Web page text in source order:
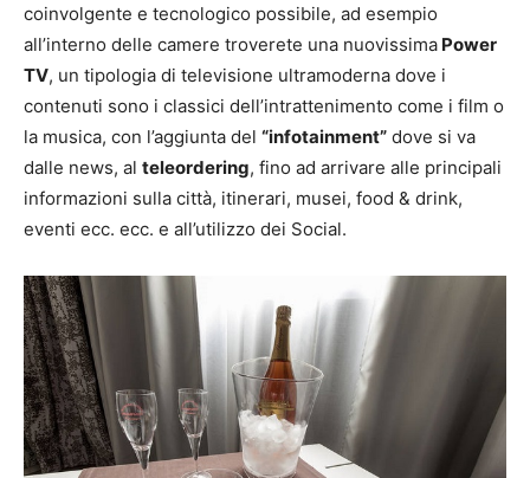
coinvolgente e tecnologico possibile, ad esempio
all’interno delle camere troverete una nuovissima Power
TV, un tipologia di televisione ultramoderna dove i
contenuti sono i classici dell’intrattenimento come i film o
la musica, con l’aggiunta del “infotainment” dove si va
dalle news, al teleordering, fino ad arrivare alle principali
informazioni sulla città, itinerari, musei, food & drink,
eventi ecc. ecc. e all’utilizzo dei Social.